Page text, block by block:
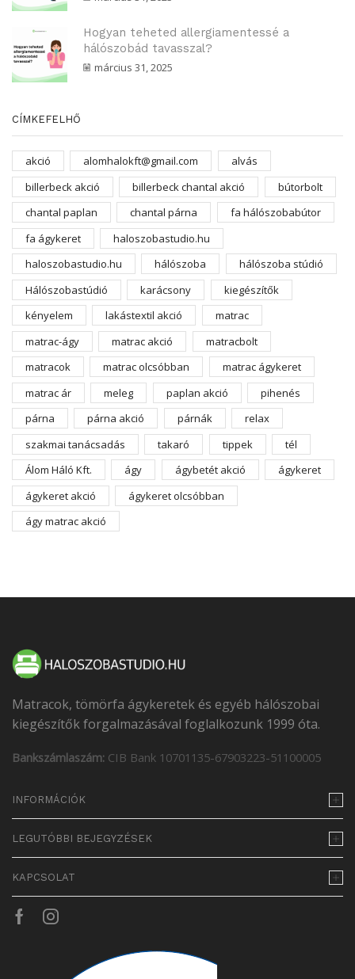
Hogyan teheted allergiamentessé a
hálószobád tavasszal?
március 31, 2025
CÍMKEFELHŐ
akció alomhalokft@gmail.com
alvás
billerbeck akció
billerbeck chantal akció
bútorbolt
chantal paplan
chantal párna
fa hálószobabútor
fa ágykeret
haloszobastudio.hu
haloszobastudio.hu
hálószoba
hálószoba stúdió
Hálószobastúdió
karácsony
kiegészítők
kényelem
lakástextil akció
matrac
matrac-ágy
matrac akció
matracbolt
matracok
matrac olcsóbban
matrac ágykeret
matrac ár
meleg paplan akció
pihenés
párna
párna akció párnák
relax
szakmai tanácsadás
takaró tippek
tél
Álom Háló Kft.
ágy ágybetét akció
ágykeret
ágykeret akció
ágykeret olcsóbban
ágy matrac akció
Matracok, tömörfa ágykeretek és egyéb hálószobai
kiegészítők forgalmazásával foglalkozunk 1999 óta.
Bankszámlaszám: CIB Bank 10701135-67903223-51100005
INFORMÁCIÓK
LEGUTÓBBI BEJEGYZÉSEK
KAPCSOLAT
FacebookInstagram